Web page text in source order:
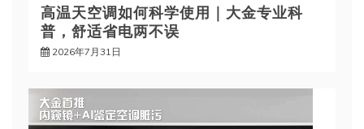
高温天空调如何科学使用｜大金专业科
普，舒适省电两不误
2026年7月31日